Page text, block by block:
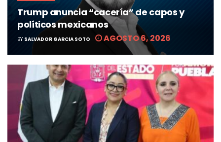
Trump anuncia “cacería” de capos y
políticos mexicanos
BY SALVADOR GARCIA SOTO AGOSTO 6, 2026